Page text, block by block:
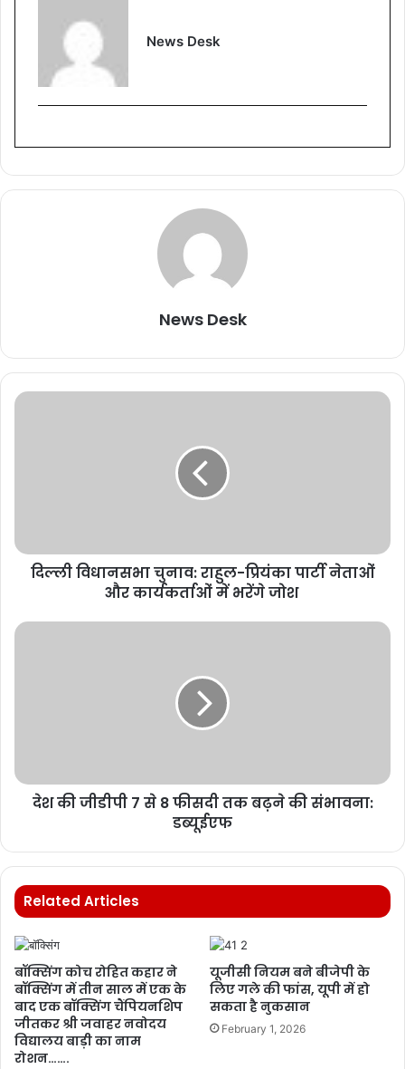
News Desk
News Desk
दिल्ली विधानसभा चुनाव: राहुल-प्रियंका पार्टी नेताओं
और कार्यकर्ताओं में भरेंगे जोश
देश की जीडीपी 7 से 8 फीसदी तक बढ़ने की संभावना:
डब्यूईएफ
Related Articles
बॉक्सिंग कोच रोहित कहार ने
बॉक्सिंग में तीन साल में एक के
बाद एक बॉक्सिंग चैंपियनशिप
जीतकर श्री जवाहर नवोदय
विद्यालय बाड़ी का नाम
रोशन…….
यूजीसी नियम बने बीजेपी के
लिए गले की फांस, यूपी में हो
सकता है नुकसान
February 1, 2026